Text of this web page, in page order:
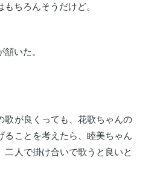
ちろんそうだけど。
いた。
歌が良くっても、花歌ちゃんの
ることを考えたら、睦美ちゃん
二人で掛け合いで歌うと良いと